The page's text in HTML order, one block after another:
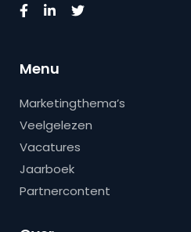
Menu
Marketingthema’s
Veelgelezen
Vacatures
Jaarboek
Partnercontent